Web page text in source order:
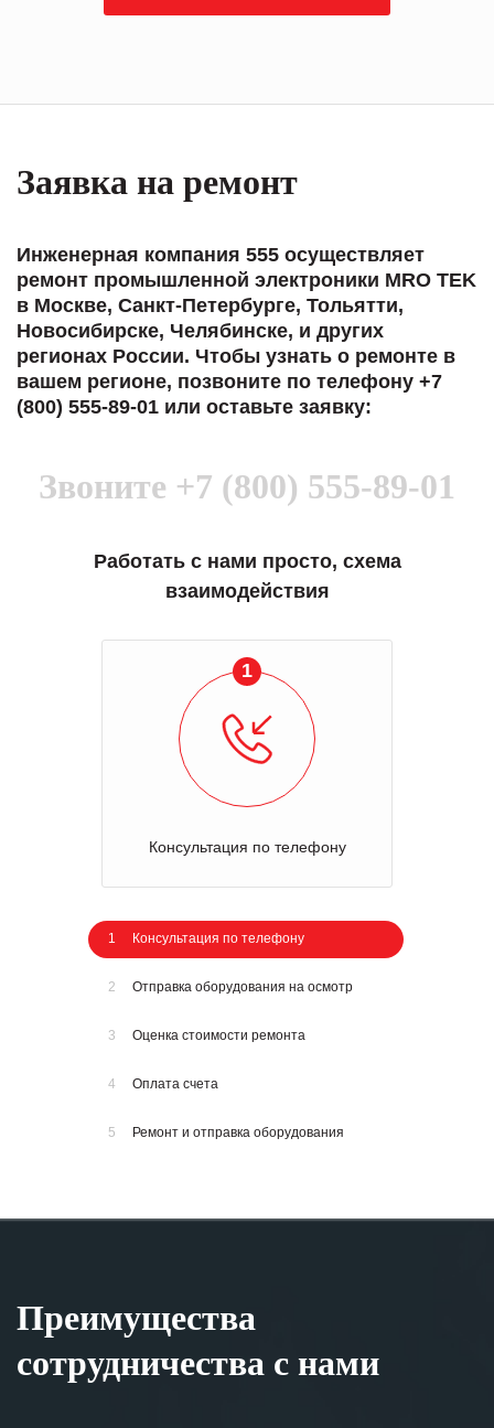
Заявка на ремонт
Инженерная компания 555 осуществляет
ремонт промышленной электроники MRO TEK
в Москве, Санкт-Петербурге, Тольятти,
Новосибирске, Челябинске, и других
регионах России. Чтобы узнать о ремонте в
вашем регионе, позвоните по телефону +7
(800) 555-89-01 или оставьте заявку:
Звоните +7 (800) 555-89-01
Работать с нами просто, схема
взаимодействия
1
Консультация по телефону
1 Консультация по телефону
2 Отправка оборудования на осмотр
3 Оценка стоимости ремонта
4 Оплата счета
5 Ремонт и отправка оборудования
Преимущества
сотрудничества с нами